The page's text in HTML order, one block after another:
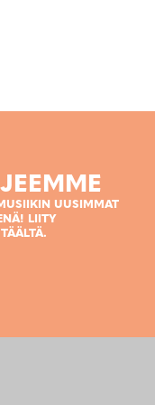
UUSIMMAT
LIITY